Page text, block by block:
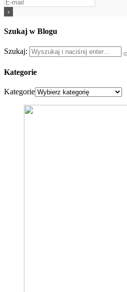
Szukaj w Blogu
Szukaj:
Kategorie
Kategorie